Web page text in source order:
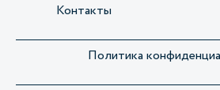
Контакты
Политика